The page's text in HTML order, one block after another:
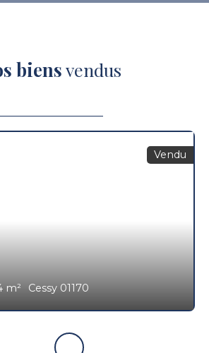
biensvendus
m² Cessy 01170
Vendu